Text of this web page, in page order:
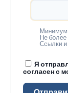
Минимум
Не более
Ссылки и
Я
согласен с